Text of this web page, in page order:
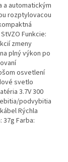
a automatickým
rozptylovacou
Funkcie:
zmeny
plný výkon po
osvetlení
svetlo
3.7V 300
podvybitia
Rýchla
37g Farba: